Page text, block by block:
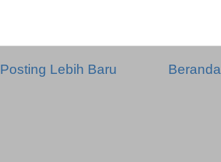
Posting Lebih Baru Beranda